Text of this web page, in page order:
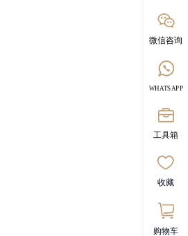
微信咨询
WHATSAPP
工具箱
收藏
购物车